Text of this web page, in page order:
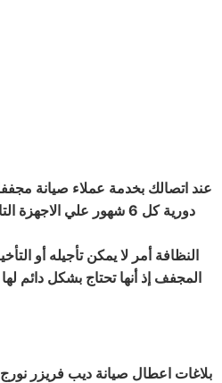
عند اتصالك بخدمة عملاء صيانة
دورية كل 6 شهور علي
النظافة أمر لا يمكن تأجيله أو
المجفف إذ أنها تحتاج بشكل دائم
بلاغات اعطال صيانة ديب فريزر